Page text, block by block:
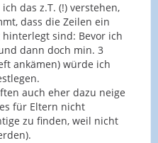
das z.T. (!) verstehen,
dass die Zeilen ein
sind: Bevor ich
dann doch min. 3
ankämen) würde ich
auch eher dazu neige
für Eltern nicht
zu finden, weil nicht